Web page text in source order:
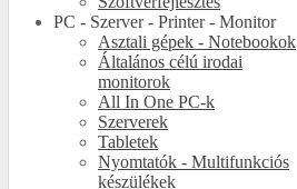
PC - Szerver - Printer - Monitor
Asztali gépek - Notebookok
Általános célú irodai
monitorok
All In One PC-k
Szerverek
Tabletek
Nyomtatók - Multifunkciós
készülékek